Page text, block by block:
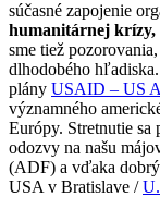
súčasné zapojenie
humanitárnej krízy,
sme tiež
dlhodobého
plány USAID – US
významného
Európy. Stretnutie
odozvy na našu
(ADF) a vďaka
USA v Bratislave /